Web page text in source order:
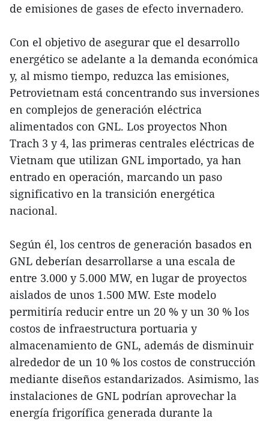
de emisiones de gases de efecto invernadero.
Con el objetivo de asegurar que el desarrollo
energético se adelante a la demanda económica
y, al mismo tiempo, reduzca las emisiones,
Petrovietnam está concentrando sus inversiones
en complejos de generación eléctrica
alimentados con GNL. Los proyectos Nhon
Trach 3 y 4, las primeras centrales eléctricas de
Vietnam que utilizan GNL importado, ya han
entrado en operación, marcando un paso
significativo en la transición energética
nacional.
Según él, los centros de generación basados en
GNL deberían desarrollarse a una escala de
entre 3.000 y 5.000 MW, en lugar de proyectos
aislados de unos 1.500 MW. Este modelo
permitiría reducir entre un 20 % y un 30 % los
costos de infraestructura portuaria y
almacenamiento de GNL, además de disminuir
alrededor de un 10 % los costos de construcción
mediante diseños estandarizados. Asimismo, las
instalaciones de GNL podrían aprovechar la
energía frigorífica generada durante la